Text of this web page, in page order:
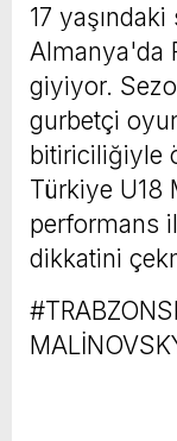
17
Almanya'da
giyiyor.
gurbetçi
bitiriciliğiyle
Türkiye U18
performans
dikkatini